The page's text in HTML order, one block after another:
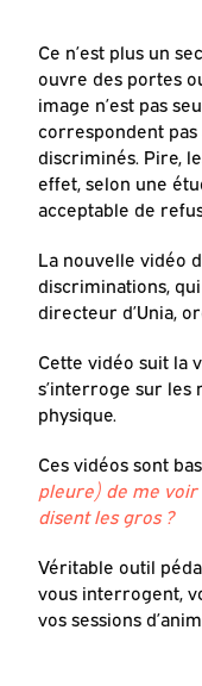
Ce n’est plus un
ouvre des portes
image n’est pas
correspondent
discriminés. Pire,
effet, selon une
acceptable de
La nouvelle vidéo
discriminations,
directeur d’Unia,
Cette vidéo suit la
s’interroge sur les
physique.
Ces vidéos sont
pleure) de me
disent les gros ?
Véritable outil
vous interrogent,
vos sessions